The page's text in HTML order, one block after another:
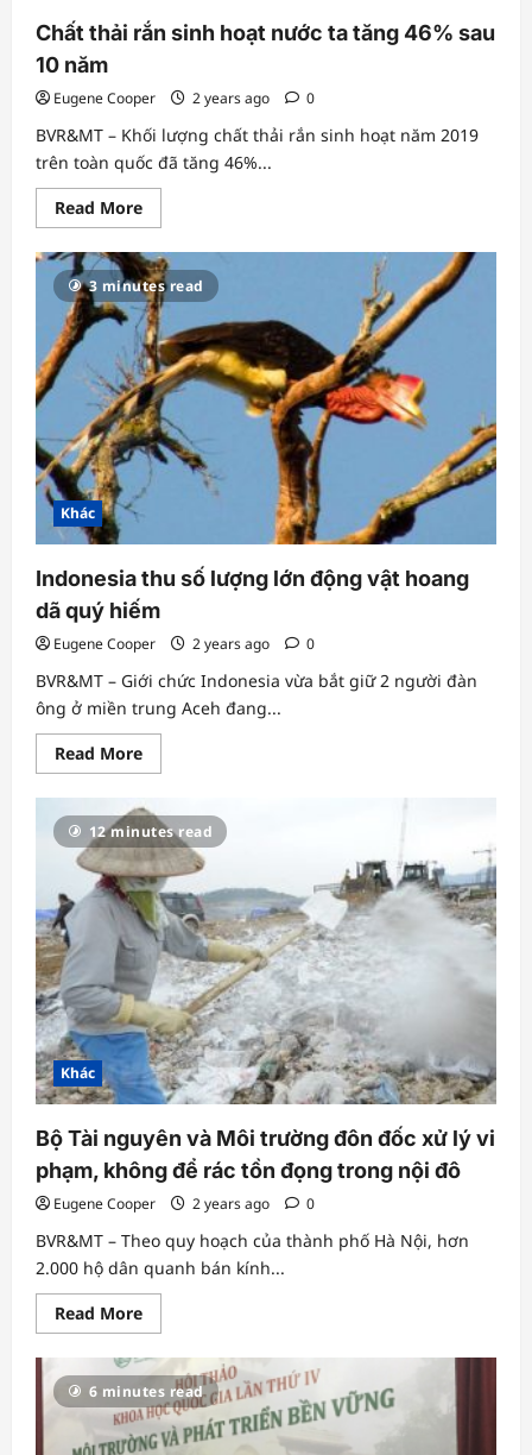
Chất thải rắn sinh hoạt nước ta tăng 46% sau
10 năm
Eugene Cooper 2 years ago 0
BVR&MT – Khối lượng chất thải rắn sinh hoạt năm 2019
trên toàn quốc đã tăng 46%...
Read MoreRead
more
Chất
thải
rắn
sinh
hoạt
nước
ta
tăng
46%
sau
10
năm
3 minutes read
Khác
Indonesia thu số lượng lớn động vật hoang
dã quý hiếm
Eugene Cooper 2 years ago 0
BVR&MT – Giới chức Indonesia vừa bắt giữ 2 người đàn
ông ở miền trung Aceh đang...
Read MoreRead
more
Indonesia
thu
số
lượng
lớn
động
vật
hoang
dã
quý
hiếm
12 minutes read
Khác
Bộ Tài nguyên và Môi trường đôn đốc xử lý vi
phạm, không để rác tồn đọng trong nội đô
Eugene Cooper 2 years ago 0
BVR&MT – Theo quy hoạch của thành phố Hà Nội, hơn
2.000 hộ dân quanh bán kính...
Read MoreRead
more
Bộ
Tài
nguyên
và
Môi
trường
6 minutes read